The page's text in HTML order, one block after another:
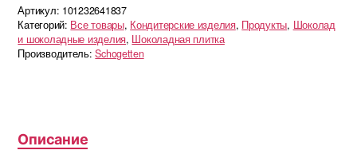
Артикул: 101232641837
Категорий: Все товары, Кондитерские изделия, Продукты, Шоколад
и шоколадные изделия, Шоколадная плитка
Производитель:Schogetten
Описание